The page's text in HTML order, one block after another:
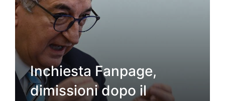
Inchiesta Fanpage,
dimissioni dopo il